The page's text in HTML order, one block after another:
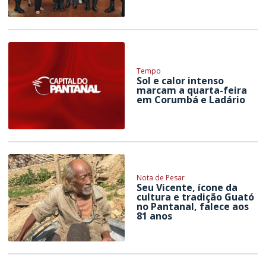
Tempo
Sol e calor intenso
marcam a quarta-feira
em Corumbá e Ladário
Nota de Pesar
Seu Vicente, ícone da
cultura e tradição Guató
no Pantanal, falece aos
81 anos